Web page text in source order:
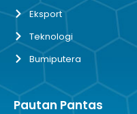
Eksport
Teknologi
Bumiputera
Pautan Pantas